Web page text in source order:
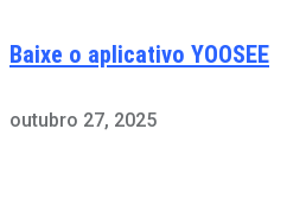
Baixe o aplicativo YOOSEE
outubro 27, 2025